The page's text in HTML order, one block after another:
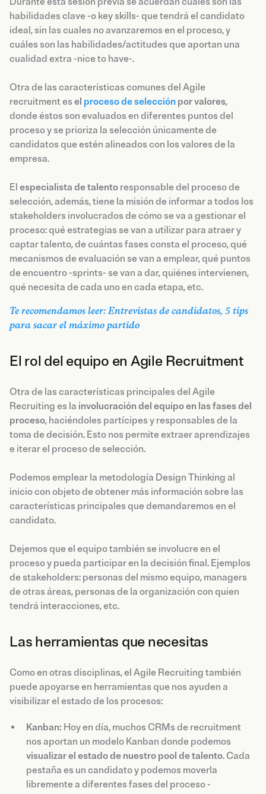
habilidades clave -o key skills- que tendrá el candidato
ideal, sin las cuales no avanzaremos en el proceso, y
cuáles son las habilidades/actitudes que aportan una
cualidad extra -nice to have-.
Otra de las características comunes del Agile
recruitment es el proceso de selección por valores,
donde éstos son evaluados en diferentes puntos del
proceso y se prioriza la selección únicamente de
candidatos que estén alineados con los valores de la
empresa.
El especialista de talento responsable del proceso de
selección, además, tiene la misión de informar a todos los
stakeholders involucrados de cómo se va a gestionar el
proceso: qué estrategias se van a utilizar para atraer y
captar talento, de cuántas fases consta el proceso, qué
mecanismos de evaluación se van a emplear, qué puntos
de encuentro -sprints- se van a dar, quiénes intervienen,
qué necesita de cada uno en cada etapa, etc.
Te recomendamos leer: Entrevistas de candidatos, 5 tips
para sacar el máximo partido
El rol del equipo en Agile Recruitment
Otra de las características principales del Agile
Recruiting es la involucración del equipo en las fases del
proceso, haciéndoles partícipes y responsables de la
toma de decisión. Esto nos permite extraer aprendizajes
e iterar el proceso de selección.
Podemos emplear la metodología Design Thinking al
inicio con objeto de obtener más información sobre las
características principales que demandaremos en el
candidato.
Dejemos que el equipo también se involucre en el
proceso y pueda participar en la decisión final. Ejemplos
de stakeholders: personas del mismo equipo, managers
de otras áreas, personas de la organización con quien
tendrá interacciones, etc.
Las herramientas que necesitas
Como en otras disciplinas, el Agile Recruiting también
puede apoyarse en herramientas que nos ayuden a
visibilizar el estado de los procesos:
Kanban: Hoy en día, muchos CRMs de recruitment
nos aportan un modelo Kanban donde podemos
visualizar el estado de nuestro pool de talento. Cada
pestaña es un candidato y podemos moverla
libremente a diferentes fases del proceso -